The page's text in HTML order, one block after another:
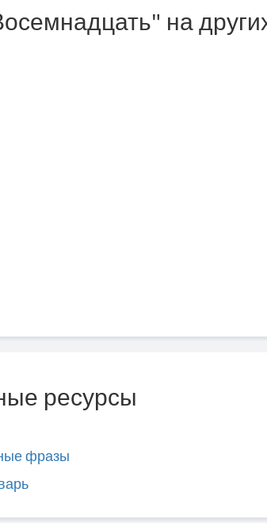
на
ресурсы
фразы